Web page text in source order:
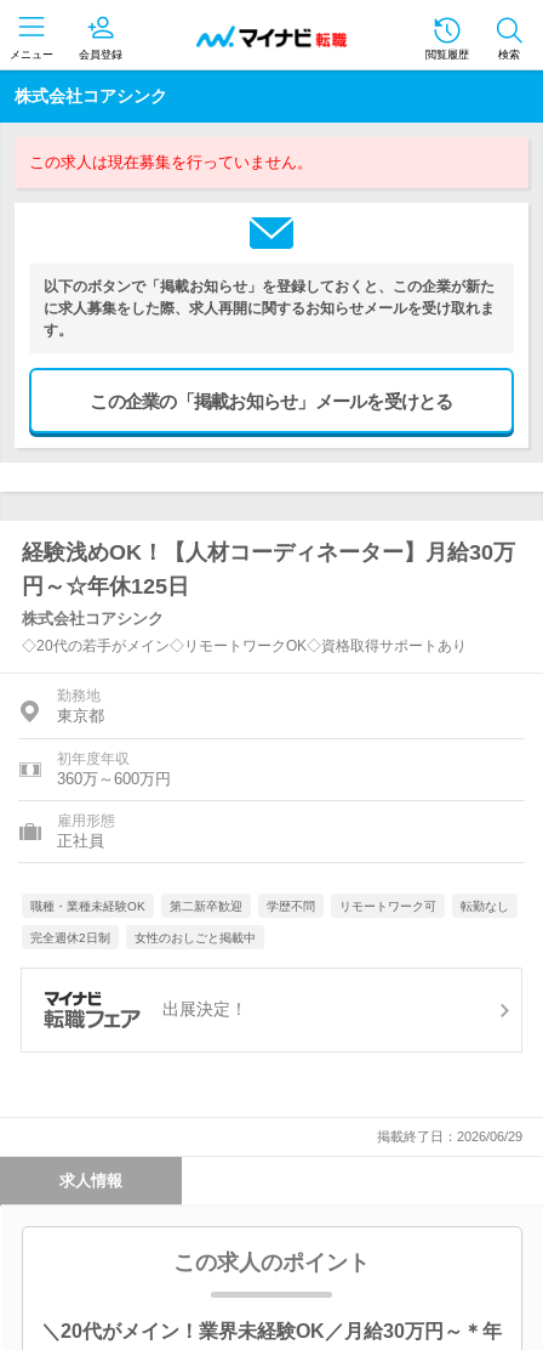
メニュー 会員登録 閲覧履歴 検索
株式会社コアシンク
この求人は現在募集を行っていません。
以下のボタンで「掲載お知らせ」を登録しておくと、この企業が新た
に求人募集をした際、求人再開に関するお知らせメールを受け取れま
す。
この企業の「掲載お知らせ」メールを受けとる
経験浅めOK！【人材コーディネーター】月給30万
円～☆年休125日
株式会社コアシンク
◇20代の若手がメイン◇リモートワークOK◇資格取得サポートあり
勤務地
東京都
初年度年収
360万～600万円
雇用形態
正社員
職種・業種未経験OK 第二新卒歓迎 学歴不問 リモートワーク可 転勤なし
完全週休2日制 女性のおしごと掲載中
出展決定！
掲載終了日：2026/06/29
求人情報
この求人のポイント
＼20代がメイン！業界未経験OK／月給30万円～＊年